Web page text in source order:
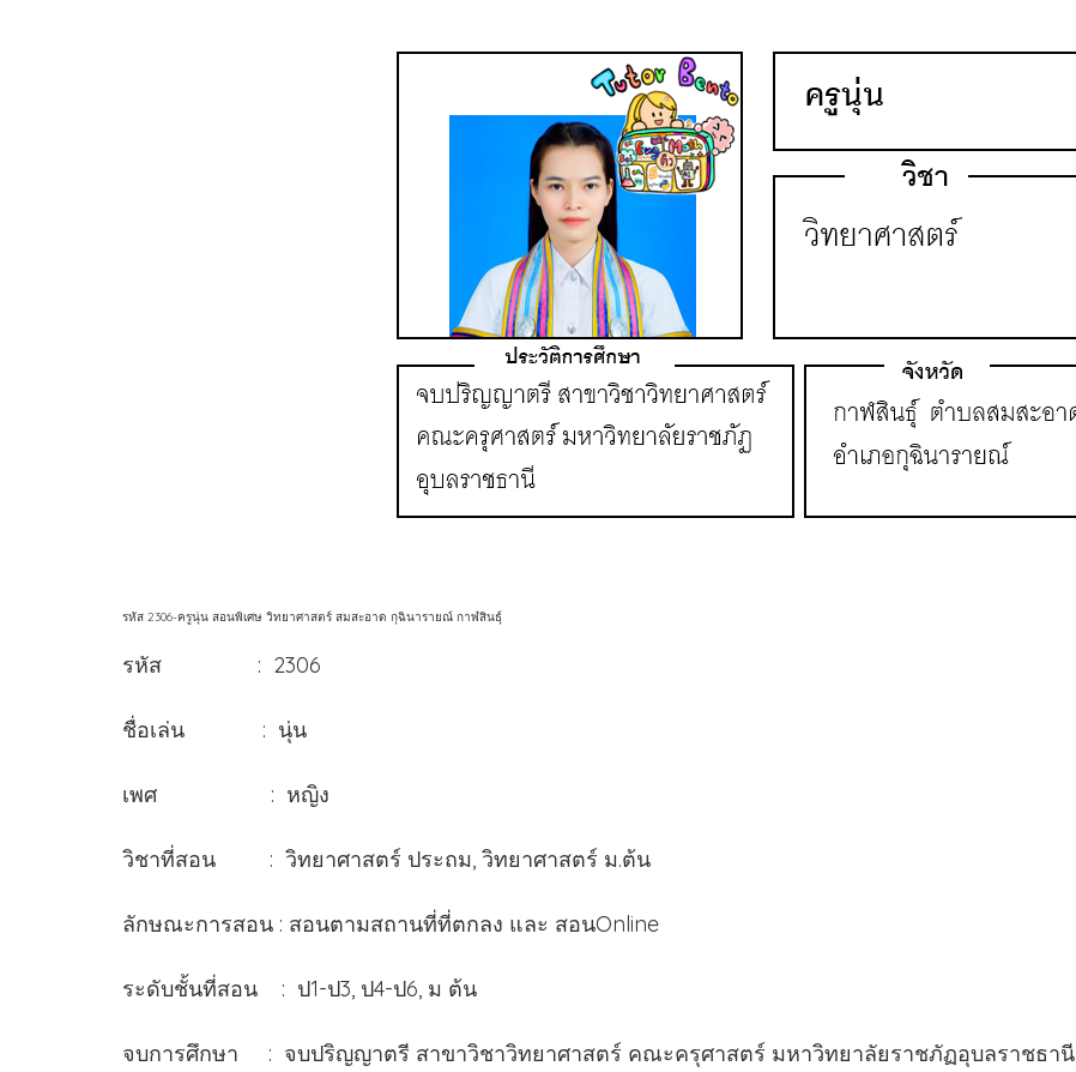
รหัส 2306-ครูนุ่น สอนพิเศษ วิทยาศาสตร์ สมสะอาด กุฉินารายณ์ กาฬสินธุ์
รหัส : 2306
ชื่อเล่น : นุ่น
เพศ : หญิง
วิชาที่สอน : วิทยาศาสตร์ ประถม, วิทยาศาสตร์ ม.ต้น
ลักษณะการสอน : สอนตามสถานที่ที่ตกลง และ สอนOnline
ระดับชั้นที่สอน : ป1-ป3, ป4-ป6, ม ต้น
จบการศึกษา : จบปริญญาตรี สาขาวิชาวิทยาศาสตร์ คณะครุศาสตร์ มหาวิทยาลัยราชภัฏอุบลราชธานี